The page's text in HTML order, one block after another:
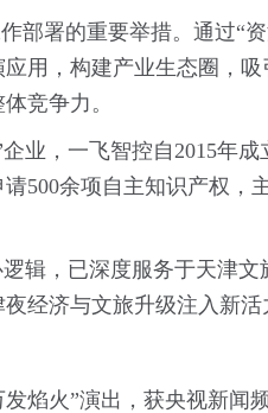
部署的重要举措。通过“
用，构建产业生态圈，
竞争力。
业，一飞智控自2015年成
500余项自主知识产权，
辑，已深度服务于天津文
经济与文旅升级注入新活
焰火”演出，获央视新闻